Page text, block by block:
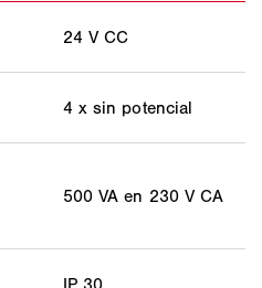
24 V CC
4 x sin potencial
500 VA en 230 V CA